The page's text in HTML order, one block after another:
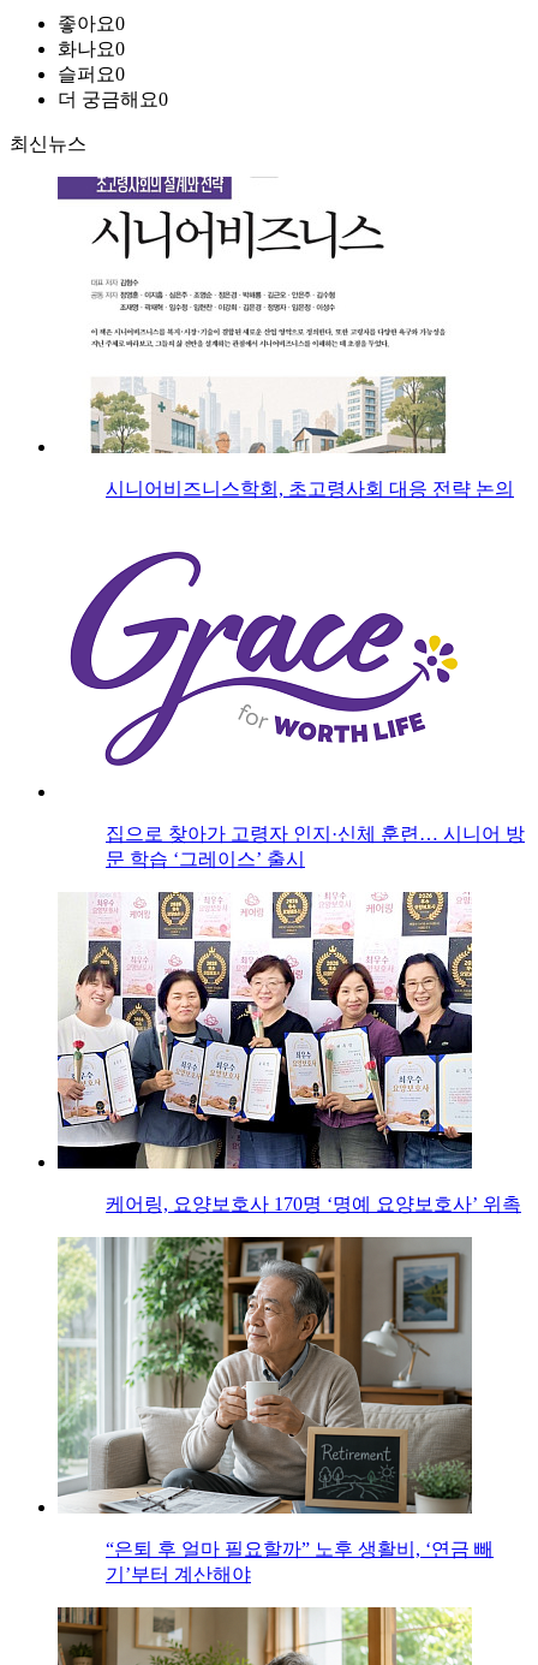
좋아요0
화나요0
슬퍼요0
더 궁금해요0
최신뉴스
시니어비즈니스학회, 초고령사회 대응 전략 논의
집으로 찾아가 고령자 인지·신체 훈련… 시니어 방
문 학습 ‘그레이스’ 출시
케어링, 요양보호사 170명 ‘명예 요양보호사’ 위촉
“은퇴 후 얼마 필요할까” 노후 생활비, ‘연금 빼
기’부터 계산해야